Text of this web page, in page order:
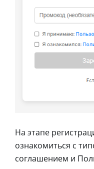
На этапе
ознакомиться с
соглашением и